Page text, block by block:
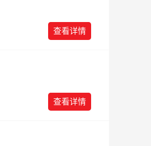
查看详情
查看详情